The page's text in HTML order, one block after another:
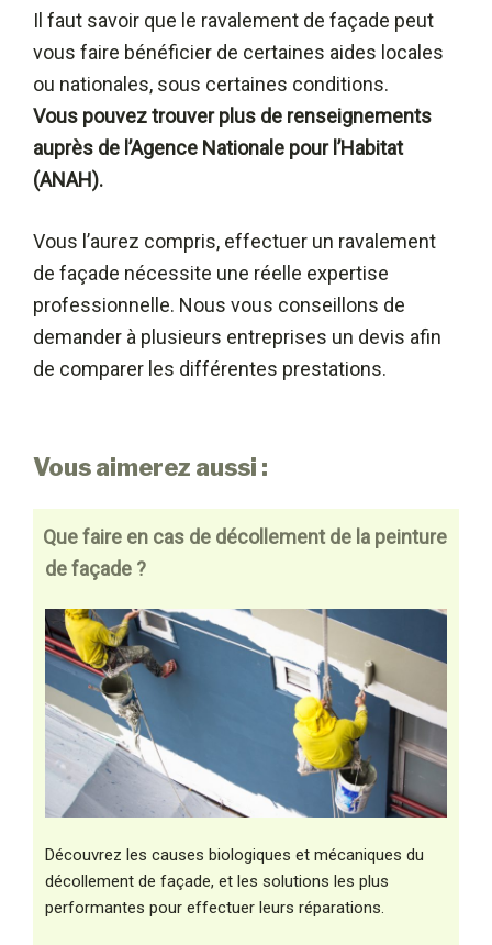
Il faut savoir que le ravalement de façade peut
vous faire bénéficier de certaines aides locales
ou nationales, sous certaines conditions.
Vous pouvez trouver plus de renseignements
auprès de l’Agence Nationale pour l’Habitat
(ANAH).
Vous l’aurez compris, effectuer un ravalement
de façade nécessite une réelle expertise
professionnelle. Nous vous conseillons de
demander à plusieurs entreprises un devis afin
de comparer les différentes prestations.
Vous aimerez aussi :
Que faire en cas de décollement de la peinture
de façade ?
Découvrez les causes biologiques et mécaniques du
décollement de façade, et les solutions les plus
performantes pour effectuer leurs réparations.